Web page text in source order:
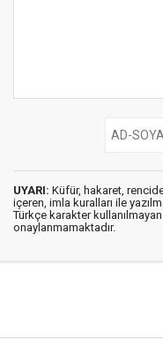
UYARI: Küfür, hakaret,
içeren, imla kuralları ile
Türkçe karakter
onaylanmamaktadır.